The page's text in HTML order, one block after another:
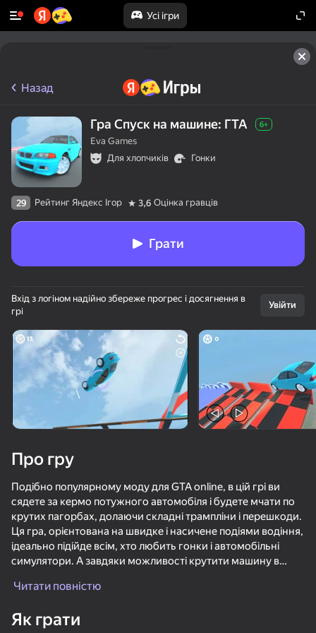
Усі ігри
Поверніть пристрій
Гра працює тільки в горизонтальній
орієнтації
Назад
Гра Спуск на машине: ГТА 6+
Eva Games
Для хлопчиків
Гонки
29 Рейтинг Яндекс Ігор 3,6 Оцінка гравців
Грати
Вхід з логіном надійно збереже прогрес і досягнення в
грі
Увійти
Про гру
Подібно популярному моду для GTA online, в цій грі ви
сядете за кермо потужного автомобіля і будете мчати по
крутих пагорбах, долаючи складні трампліни і перешкоди.
Ця гра, орієнтована на швидке і насичене подіями водіння,
ідеально підійде всім, хто любить гонки і автомобільні
симулятори. А завдяки можливості крутити машину в
свої навички при проходженні кожного рівня. 10 різних
безмежні можливості для захоплюючого проведення часу.
Читати повністю
Як грати